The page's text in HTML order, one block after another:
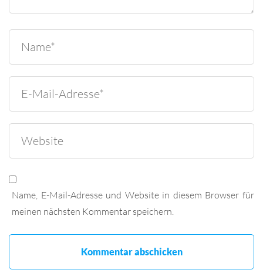
Name, E-Mail-Adresse und Website in diesem Browser für
meinen nächsten Kommentar speichern.